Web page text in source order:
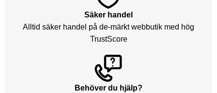
Säker handel
Alltid säker handel på de-märkt webbutik med hög
TrustScore
Behöver du hjälp?